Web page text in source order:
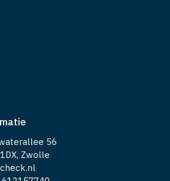
56
Zwolle